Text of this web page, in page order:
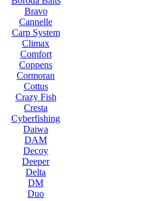
Bravo
Cannelle
Carp System
Climax
Comfort
Coppens
Cormoran
Cottus
Crazy Fish
Cresta
Cyberfishing
Daiwa
DAM
Decoy
Deeper
Delta
DM
Duo